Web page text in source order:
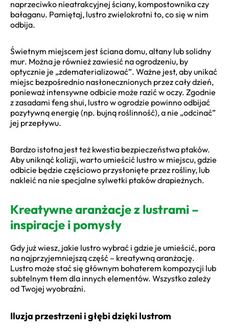
naprzeciwko nieatrakcyjnej ściany, kompostownika czy
bałaganu. Pamiętaj, lustro zwielokrotni to, co się w nim
odbija.
Świetnym miejscem jest ściana domu, altany lub solidny
mur. Można je również zawiesić na ogrodzeniu, by
optycznie je „zdematerializować”. Ważne jest, aby unikać
miejsc bezpośrednio nasłonecznionych przez cały dzień,
ponieważ intensywne odbicie może razić w oczy. Zgodnie
z zasadami feng shui, lustro w ogrodzie powinno odbijać
pozytywną energię (np. bujną roślinność), a nie „odcinać”
jej przepływu.
Bardzo istotna jest też kwestia bezpieczeństwa ptaków.
Aby uniknąć kolizji, warto umieścić lustro w miejscu, gdzie
odbicie będzie częściowo przysłonięte przez rośliny, lub
nakleić na nie specjalne sylwetki ptaków drapieżnych.
Kreatywne aranżacje z lustrami –
inspiracje i pomysły
Gdy już wiesz, jakie lustro wybrać i gdzie je umieścić, pora
na najprzyjemniejszą część – kreatywną aranżację.
Lustro może stać się głównym bohaterem kompozycji lub
subtelnym tłem dla innych elementów. Wszystko zależy
od Twojej wyobraźni.
Iluzja przestrzeni i głębi dzięki lustrom